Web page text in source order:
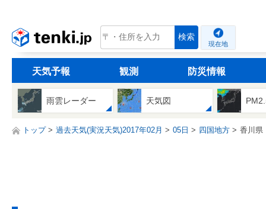
tenki.jp 検索
現在地
天気予報 観測 防災情報
雨雲レーダー 天気図
トップ 過去天気(実況天気)2017年02月 05日 四国地方 香川県